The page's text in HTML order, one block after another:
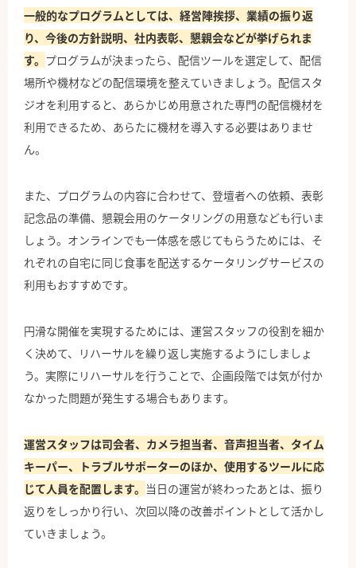
一般的なプログラムとしては、経営陣挨拶、業績の振り返
り、今後の方針説明、社内表彰、懇親会などが挙げられま
す。 プログラムが決まったら、配信ツールを選定して、配信
場所や機材などの配信環境を整えていきましょう。配信スタ
ジオを利用すると、あらかじめ用意された専門の配信機材を
利用できるため、あらたに機材を導入する必要はありませ
ん。
また、プログラムの内容に合わせて、登壇者への依頼、表彰
記念品の準備、懇親会用のケータリングの用意なども行いま
しょう。オンラインでも一体感を感じてもらうためには、そ
れぞれの自宅に同じ食事を配送するケータリングサービスの
利用もおすすめです。
円滑な開催を実現するためには、運営スタッフの役割を細か
く決めて、リハーサルを繰り返し実施するようにしましょ
う。実際にリハーサルを行うことで、企画段階では気が付か
なかった問題が発生する場合もあります。
運営スタッフは司会者、カメラ担当者、音声担当者、タイム
キーパー、トラブルサポーターのほか、使用するツールに応
じて人員を配置します。 当日の運営が終わったあとは、振り
返りをしっかり行い、次回以降の改善ポイントとして活かし
ていきましょう。